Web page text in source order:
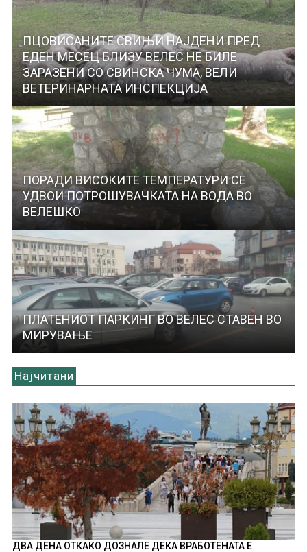
ПЦОВИСАНИТЕ СВИЊИ НАЈДЕНИ ПРЕД
ЕДЕН МЕСЕЦ БЛИЗУ ВЕЛЕС НЕ БИЛЕ
ЗАРАЗЕНИ СО СВИНСКА ЧУМА, ВЕЛИ
ВЕТЕРИНАРНАТА ИНСПЕКЦИЈА
ПОРАДИ ВИСОКИТЕ ТЕМПЕРАТУРИ СЕ
УДВОИ ПОТРОШУВАЧКАТА НА ВОДА ВО
ВЕЛЕШКО
ПЛАТЕНИОТ ПАРКИНГ ВО ВЕЛЕС СТАВЕН ВО
МИРУВАЊЕ
Најчитани
ДВА ДЕНА ОТКАКО ДОЗНАЛЕ ДЕКА ВРАБОТЕНАТА Е